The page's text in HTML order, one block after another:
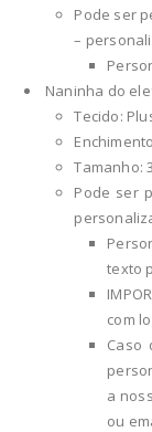
Pode ser
–
Naninha do
Tecido:
Tamanho:
Pode ser
texto
com
Caso
a
ou